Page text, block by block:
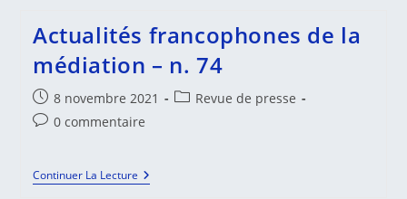
Médiation
Actualités francophones de la
médiation – n. 74
Publication
publiée :
8 novembre 2021
PostRevue de presse
Commentaires
publication :
0 commentaire
Continuer La LectureActualités
Francophones